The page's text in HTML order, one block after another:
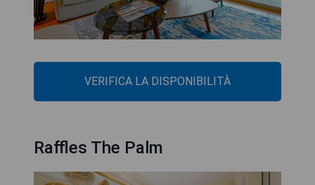
VERIFICA LA DISPONIBILITÀ
Raffles The Palm